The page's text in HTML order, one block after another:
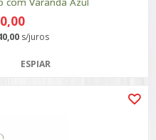
s/juros
ESPIAR